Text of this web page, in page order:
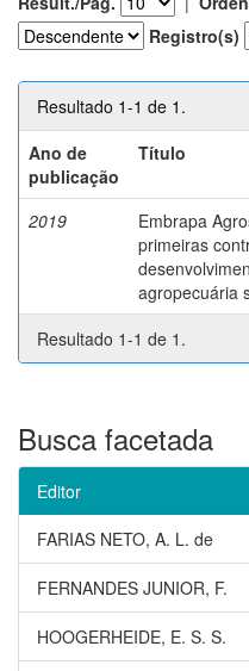
Registro(s)
Resultado 1-1 de 1.
Ano de
publicação
Título
2019
Embrapa
primeiras
agropecuária
Resultado 1-1 de 1.
Busca facetada
Editor
FARIAS NETO, A. L. de
FERNANDES JUNIOR, F.
HOOGERHEIDE, E. S. S.